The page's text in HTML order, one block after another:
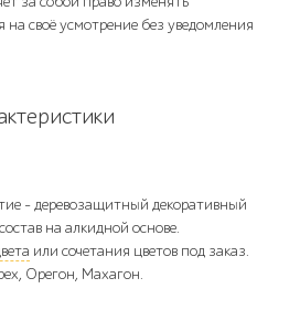
своё усмотрение без уведомления
– деревозащитный декоративный
на алкидной основе.
или сочетания цветов под заказ.
Орегон, Махагон.